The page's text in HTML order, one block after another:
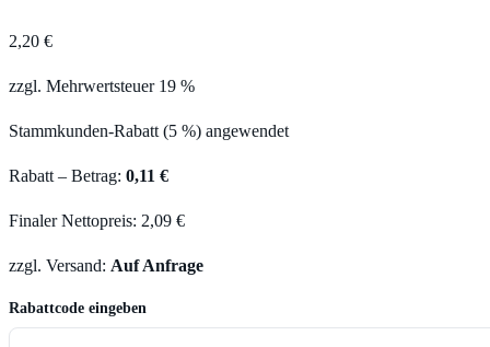
2,20 €
zzgl. Mehrwertsteuer 19 %
Stammkunden-Rabatt (5 %) angewendet
Rabatt – Betrag: 0,11 €
Finaler Nettopreis: 2,09 €
zzgl. Versand: Auf Anfrage
Rabattcode eingeben